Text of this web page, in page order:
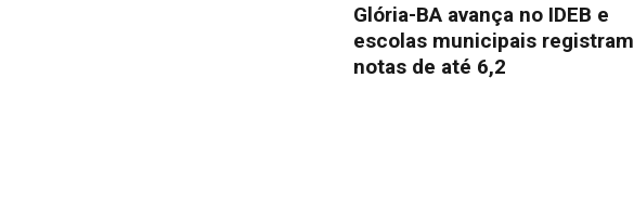
Glória-BA avança no IDEB e
escolas municipais registram
notas de até 6,2